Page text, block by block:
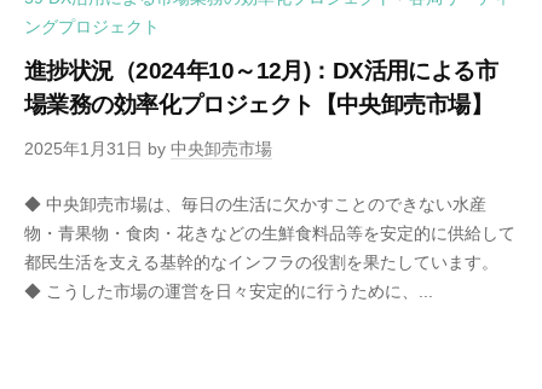
ングプロジェクト
進捗状況（2024年10～12月)：DX活用による市
場業務の効率化プロジェクト【中央卸売市場】
2025年1月31日 by 中央卸売市場
◆ 中央卸売市場は、毎日の生活に欠かすことのできない水産
物・青果物・食肉・花きなどの生鮮食料品等を安定的に供給して
都民生活を支える基幹的なインフラの役割を果たしています。
◆ こうした市場の運営を日々安定的に行うために、...